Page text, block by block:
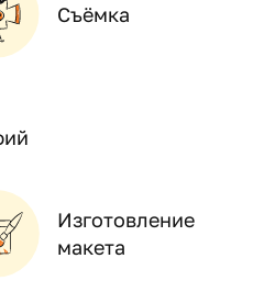
Съёмка
Изготовление
макета